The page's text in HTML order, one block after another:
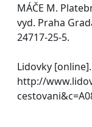
MÁČE M.
vyd. Praha
24717-25-5.
Lidovky
http://